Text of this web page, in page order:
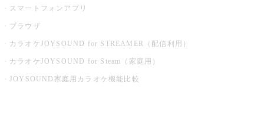
スマートフォンアプリ
ブラウザ
カラオケJOYSOUND for STREAMER（配信利用）
カラオケJOYSOUND for Steam（家庭用）
JOYSOUND家庭用カラオケ機能比較